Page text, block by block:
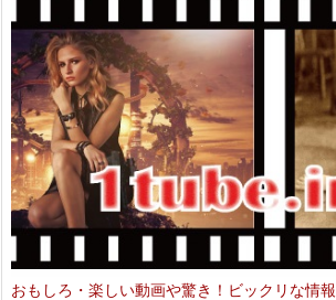
おもしろ・楽しい動画や驚き！ビックリな情報